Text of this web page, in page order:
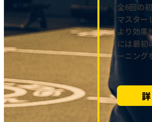
全6回の
マスター
より効果
には最初
ーニング